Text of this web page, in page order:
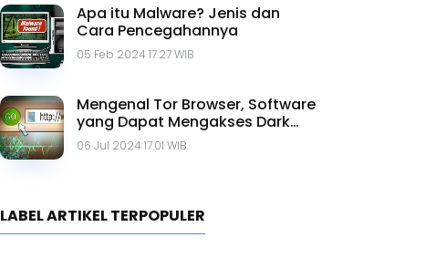
Apa itu Malware? Jenis dan
Cara Pencegahannya
05 Feb 2024 17.27 WIB
Mengenal Tor Browser, Software
yang Dapat Mengakses Dark
Web
06 Jul 2024 17.01 WIB
LABEL ARTIKEL TERPOPULER